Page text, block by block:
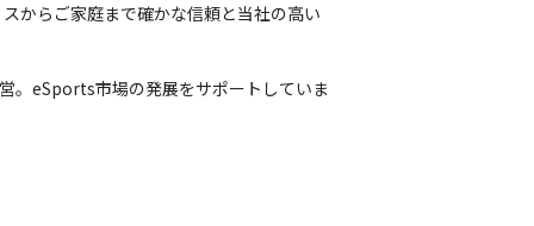
からご家庭まで確かな信頼と当社の高い
。eSports市場の発展をサポートしていま